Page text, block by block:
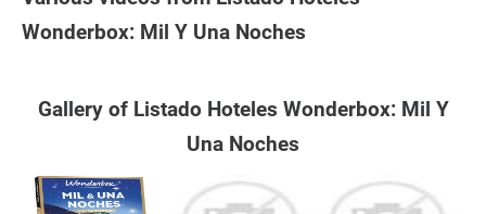
Wonderbox: Mil Y Una Noches
Gallery of Listado Hoteles Wonderbox: Mil Y
Una Noches